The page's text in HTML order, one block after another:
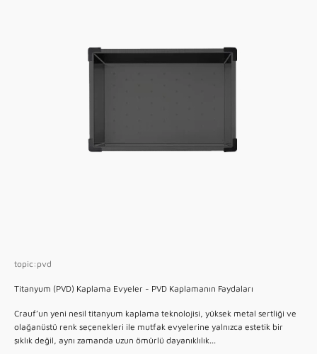
topic:pvd
Titanyum (PVD) Kaplama Evyeler - PVD Kaplamanın Faydaları
Crauf’un yeni nesil titanyum kaplama teknolojisi, yüksek metal sertliği ve
olağanüstü renk seçenekleri ile mutfak evyelerine yalnızca estetik bir
şıklık değil, aynı zamanda uzun ömürlü dayanıklılık...